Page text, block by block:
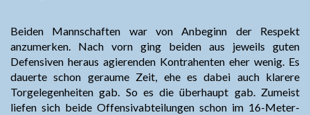
Beiden Mannschaften war von Anbeginn der Respekt
anzumerken. Nach vorn ging beiden aus jeweils guten
Defensiven heraus agierenden Kontrahenten eher wenig. Es
dauerte schon geraume Zeit, ehe es dabei auch klarere
Torgelegenheiten gab. So es die überhaupt gab. Zumeist
liefen sich beide Offensivabteilungen schon im 16-Meter-